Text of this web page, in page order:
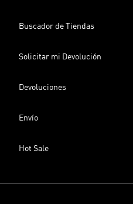
Buscador de Tiendas
Solicitar mi Devolución
Devoluciones
Envío
Hot Sale